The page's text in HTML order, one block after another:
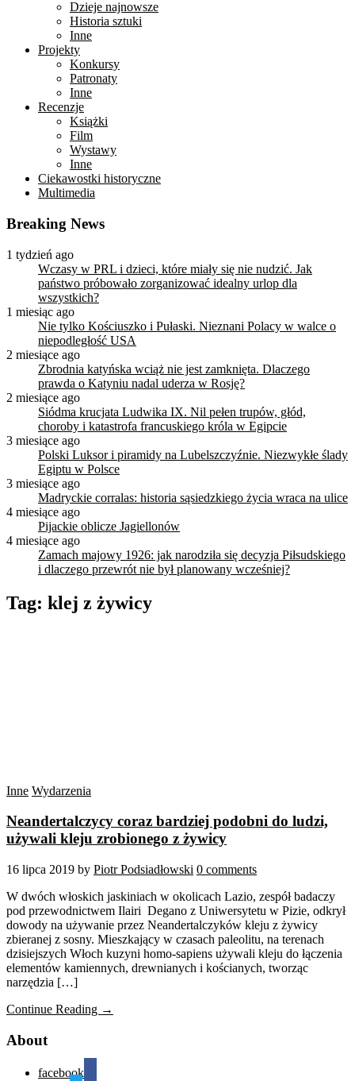
Dzieje najnowsze
Historia sztuki
Inne
Projekty
Konkursy
Patronaty
Inne
Recenzje
Książki
Film
Wystawy
Inne
Ciekawostki historyczne
Multimedia
Breaking News
1 tydzień ago
Wczasy w PRL i dzieci, które miały się nie nudzić. Jak
państwo próbowało zorganizować idealny urlop dla
wszystkich?
1 miesiąc ago
Nie tylko Kościuszko i Pułaski. Nieznani Polacy w walce o
niepodległość USA
2 miesiące ago
Zbrodnia katyńska wciąż nie jest zamknięta. Dlaczego
prawda o Katyniu nadal uderza w Rosję?
2 miesiące ago
Siódma krucjata Ludwika IX. Nil pełen trupów, głód,
choroby i katastrofa francuskiego króla w Egipcie
3 miesiące ago
Polski Luksor i piramidy na Lubelszczyźnie. Niezwykłe ślady
Egiptu w Polsce
3 miesiące ago
Madryckie corralas: historia sąsiedzkiego życia wraca na ulice
4 miesiące ago
Pijackie oblicze Jagiellonów
4 miesiące ago
Zamach majowy 1926: jak narodziła się decyzja Piłsudskiego
i dlaczego przewrót nie był planowany wcześniej?
Tag: klej z żywicy
Inne Wydarzenia
Neandertalczycy coraz bardziej podobni do ludzi,
używali kleju zrobionego z żywicy
16 lipca 2019 by Piotr Podsiadłowski 0 comments
W dwóch włoskich jaskiniach w okolicach Lazio, zespół badaczy
pod przewodnictwem Ilairi Degano z Uniwersytetu w Pizie, odkrył
dowody na używanie przez Neandertalczyków kleju z żywicy
zbieranej z sosny. Mieszkający w czasach paleolitu, na terenach
dzisiejszych Włoch kuzyni homo-sapiens używali kleju do łączenia
elementów kamiennych, drewnianych i kościanych, tworząc
narzędzia […]
Continue Reading →
About
facebook